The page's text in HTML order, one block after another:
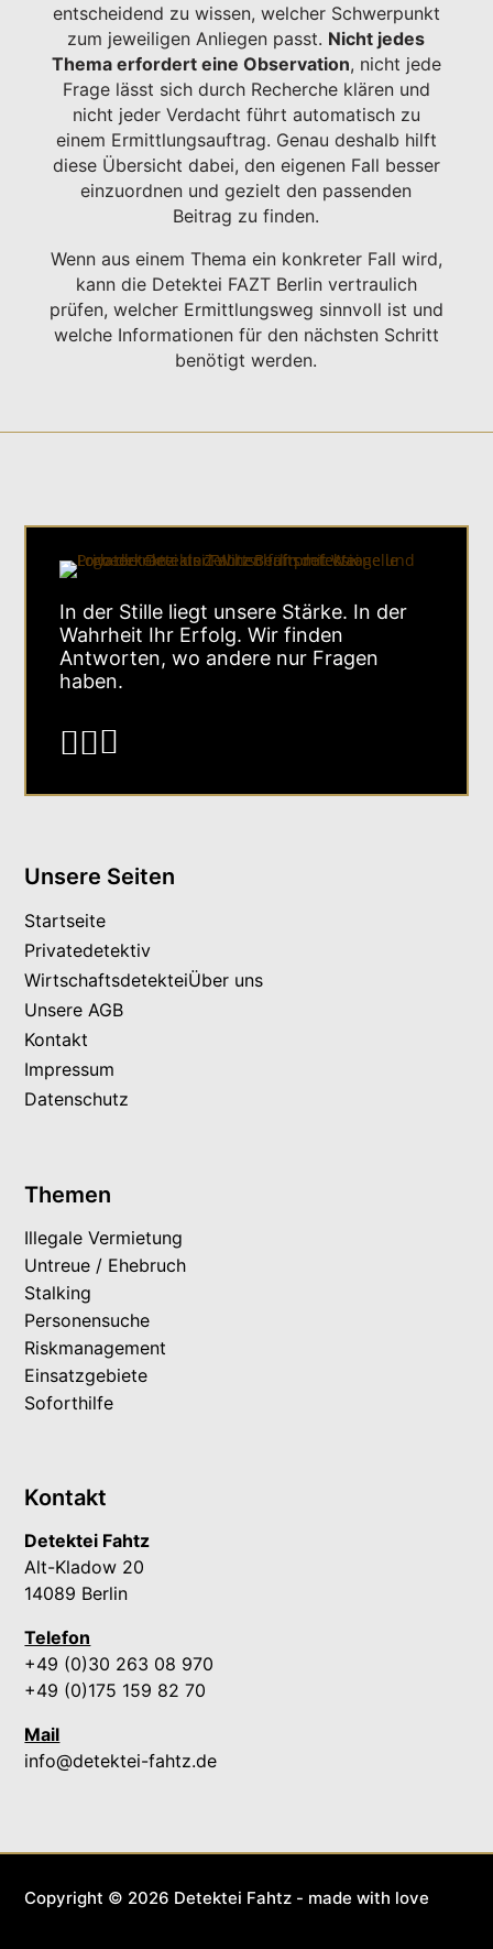
entscheidend zu wissen, welcher Schwerpunkt
zum jeweiligen Anliegen passt. Nicht jedes
Thema erfordert eine Observation, nicht jede
Frage lässt sich durch Recherche klären und
nicht jeder Verdacht führt automatisch zu
einem Ermittlungsauftrag. Genau deshalb hilft
diese Übersicht dabei, den eigenen Fall besser
einzuordnen und gezielt den passenden
Beitrag zu finden.
Wenn aus einem Thema ein konkreter Fall wird,
kann die Detektei FAZT Berlin vertraulich
prüfen, welcher Ermittlungsweg sinnvoll ist und
welche Informationen für den nächsten Schritt
benötigt werden.
In der Stille liegt unsere Stärke. In der
Wahrheit Ihr Erfolg. Wir finden
Antworten, wo andere nur Fragen
haben.

Unsere Seiten
Startseite
Privatedetektiv
WirtschaftsdetekteiÜber uns
Unsere AGB
Kontakt
Impressum
Datenschutz
Themen
Illegale Vermietung
Untreue / Ehebruch
Stalking
Personensuche
Riskmanagement
Einsatzgebiete
Soforthilfe
Kontakt
Detektei Fahtz
Alt-Kladow 20
14089 Berlin
Telefon
+49 (0)30 263 08 970
+49 (0)175 159 82 70
Mail
info@detektei-fahtz.de
Copyright © 2026 Detektei Fahtz - made with love